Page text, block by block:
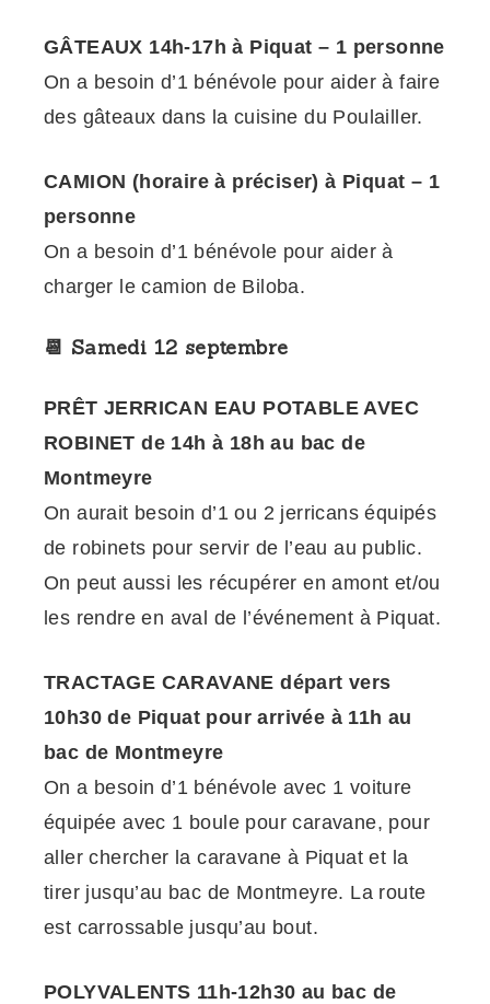
GÂTEAUX 14h-17h à Piquat – 1 personne
On a besoin d’1 bénévole pour aider à faire
des gâteaux dans la cuisine du Poulailler.
CAMION (horaire à préciser) à Piquat – 1
personne
On a besoin d’1 bénévole pour aider à
charger le camion de Biloba.
📆 Samedi 12 septembre
PRÊT JERRICAN EAU POTABLE AVEC
ROBINET de 14h à 18h au bac de
Montmeyre
On aurait besoin d’1 ou 2 jerricans équipés
de robinets pour servir de l’eau au public.
On peut aussi les récupérer en amont et/ou
les rendre en aval de l’événement à Piquat.
TRACTAGE CARAVANE départ vers
10h30 de Piquat pour arrivée à 11h au
bac de Montmeyre
On a besoin d’1 bénévole avec 1 voiture
équipée avec 1 boule pour caravane, pour
aller chercher la caravane à Piquat et la
tirer jusqu’au bac de Montmeyre. La route
est carrossable jusqu’au bout.
POLYVALENTS 11h-12h30 au bac de